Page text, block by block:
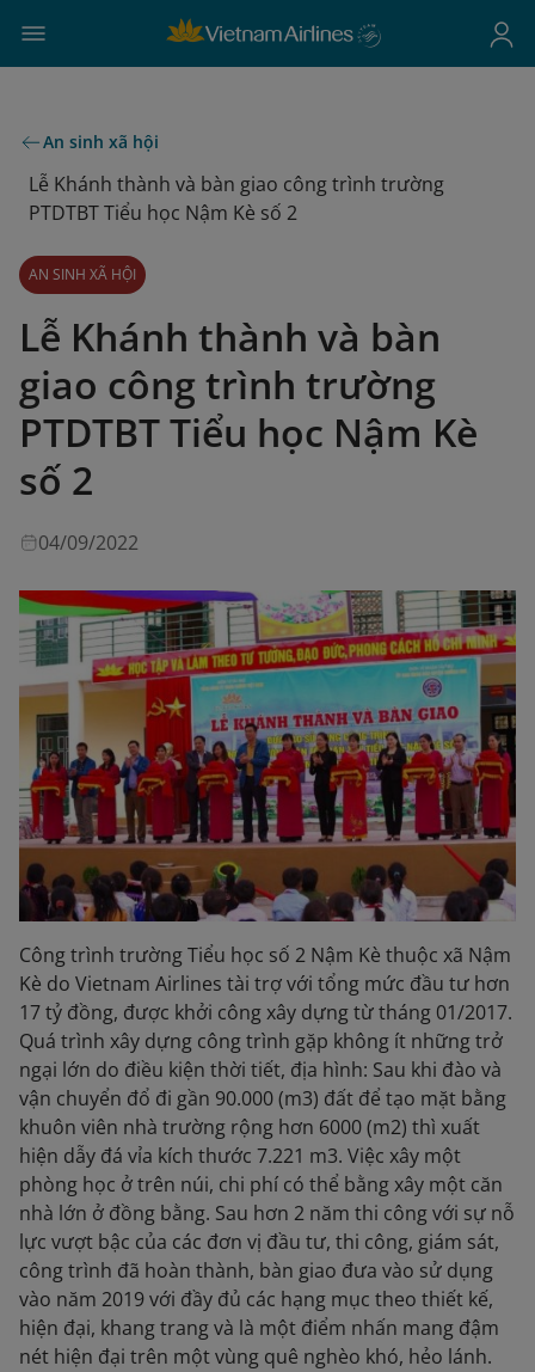
An sinh xã hội
Lễ Khánh thành và bàn giao công trình trường
PTDTBT Tiểu học Nậm Kè số 2
AN SINH XÃ HỘI
Lễ Khánh thành và bàn
giao công trình trường
PTDTBT Tiểu học Nậm Kè
số 2
04/09/2022
Công trình trường Tiểu học số 2 Nậm Kè thuộc xã Nậm
Kè do Vietnam Airlines tài trợ với tổng mức đầu tư hơn
17 tỷ đồng, được khởi công xây dựng từ tháng 01/2017.
Quá trình xây dựng công trình gặp không ít những trở
ngại lớn do điều kiện thời tiết, địa hình: Sau khi đào và
vận chuyển đổ đi gần 90.000 (m3) đất để tạo mặt bằng
khuôn viên nhà trường rộng hơn 6000 (m2) thì xuất
hiện dẫy đá vỉa kích thước 7.221 m3. Việc xây một
phòng học ở trên núi, chi phí có thể bằng xây một căn
nhà lớn ở đồng bằng. Sau hơn 2 năm thi công với sự nỗ
lực vượt bậc của các đơn vị đầu tư, thi công, giám sát,
công trình đã hoàn thành, bàn giao đưa vào sử dụng
vào năm 2019 với đầy đủ các hạng mục theo thiết kế,
hiện đại, khang trang và là một điểm nhấn mang đậm
nét hiện đại trên một vùng quê nghèo khó, hẻo lánh.